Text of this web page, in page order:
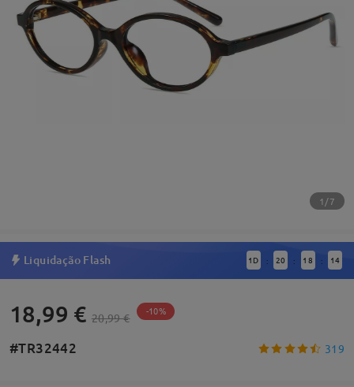
1/7
Liquidação Flash 1 D : 20 : 18 : 14
18,99 € 20,99 € -10%
#TR32442 319